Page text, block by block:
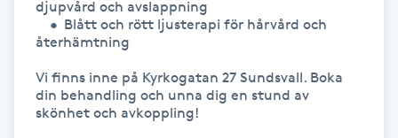
Hyaluronsyra
Hypnos
djupvård och avslappning
återhämtning
Vi finns inne på Kyrkogatan 27 Sundsvall. Boka
din behandling och unna dig en stund av
skönhet och avkoppling!